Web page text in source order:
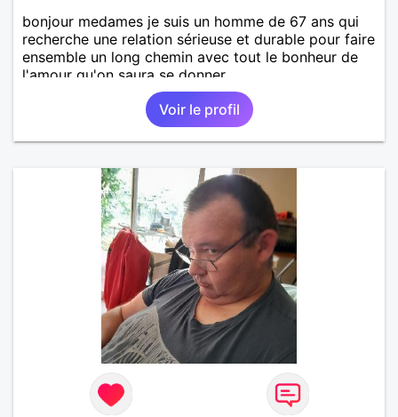
bonjour medames je suis un homme de 67 ans qui
recherche une relation sérieuse et durable pour faire
ensemble un long chemin avec tout le bonheur de
l'amour qu'on saura se donner.
Voir le profil